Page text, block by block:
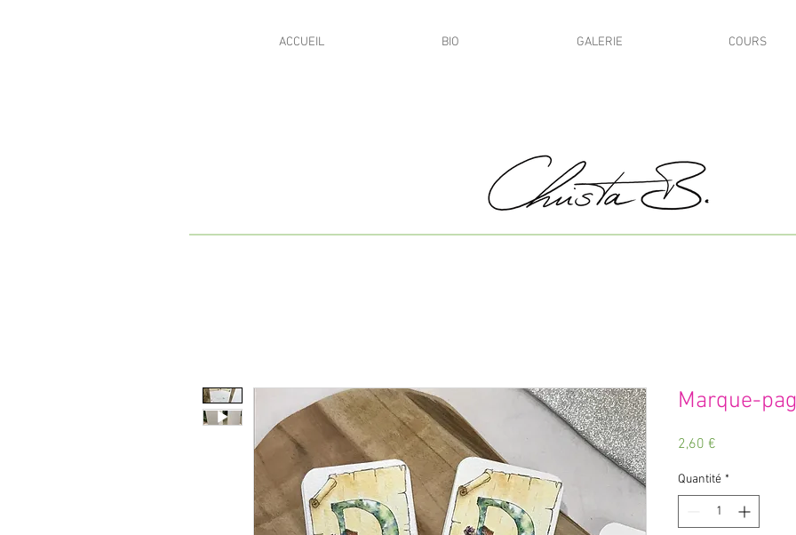
ACCUEIL BIO GALERIE COURS
Marque-
2,60 €
Quantité *